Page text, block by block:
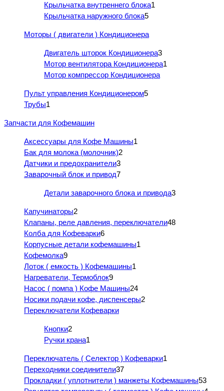
Крыльчатка внутреннего блока1
Крыльчатка наружного блока5
Моторы ( двигатели ) Кондиционера
Двигатель шторок Кондиционера3
Мотор вентилятора Кондиционера1
Мотор компрессор Кондиционера
Пульт управления Кондиционером5
Трубы1
Запчасти для Кофемашин
Аксессуары для Кофе Машины1
Бак для молока (молочник)2
Датчики и предохранители3
Заварочный блок и привод7
Детали заварочного блока и привода3
Капучинаторы2
Клапаны, реле давления, переключатели48
Колба для Кофеварки6
Корпусные детали кофемашины1
Кофемолка9
Лоток ( емкость ) Кофемашины1
Нагреватели, Термоблок9
Насос ( помпа ) Кофе Машины24
Носики подачи кофе, диспенсеры2
Переключатели Кофеварки
Кнопки2
Ручки крана1
Переключатель ( Селектор ) Кофеварки1
Переходники соединители37
Прокладки ( уплотнители ) манжеты Кофемашины53